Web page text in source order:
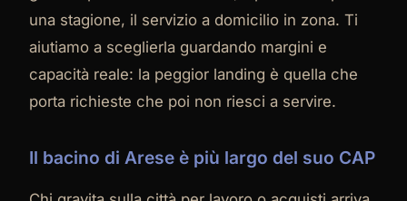
una stagione, il servizio a domicilio in zona. Ti
aiutiamo a sceglierla guardando margini e
capacità reale: la peggior landing è quella che
porta richieste che poi non riesci a servire.
Il bacino di Arese è più largo del suo CAP